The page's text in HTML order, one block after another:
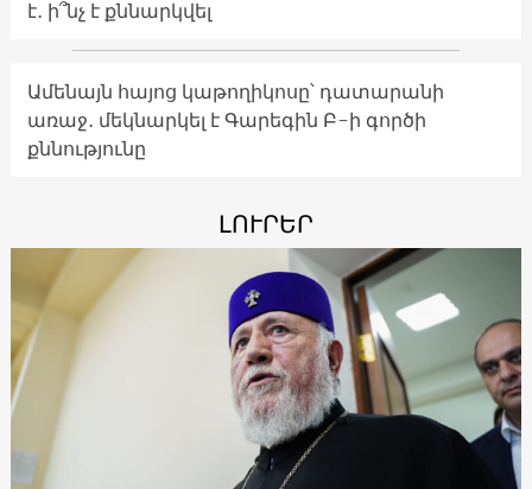
է․ ի՞նչ է քննարկվել
Ամենայն հայոց կաթողիկոսը՝ դատարանի
առաջ․ մեկնարկել է Գարեգին Բ-ի գործի
քննությունը
ԼՈՒՐԵՐ